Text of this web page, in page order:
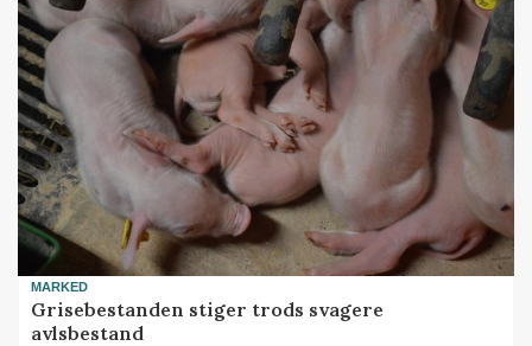
MARKED
Grisebestanden stiger trods svagere
avlsbestand